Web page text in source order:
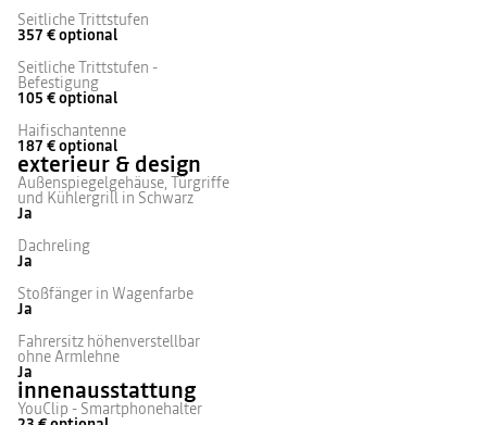
Seitliche Trittstufen
357 €optional
Seitliche Trittstufen -
Befestigung
105 €optional
Haifischantenne
187 €optional
exterieur & design
Außenspiegelgehäuse, Türgriffe
und Kühlergrill in Schwarz
Ja
Dachreling
Ja
Stoßfänger in Wagenfarbe
Ja
Fahrersitz höhenverstellbar
ohne Armlehne
Ja
innenausstattung
YouClip - Smartphonehalter